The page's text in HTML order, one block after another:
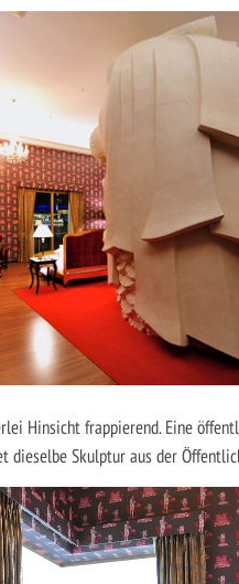
Hinsicht frappierend. Eine
dieselbe Skulptur aus der